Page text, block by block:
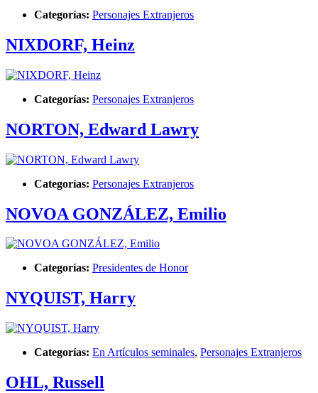
Categorías: Personajes Extranjeros
NIXDORF, Heinz
Categorías: Personajes Extranjeros
NORTON, Edward Lawry
Categorías: Personajes Extranjeros
NOVOA GONZÁLEZ, Emilio
Categorías: Presidentes de Honor
NYQUIST, Harry
Categorías: En Artículos seminales, Personajes Extranjeros
OHL, Russell